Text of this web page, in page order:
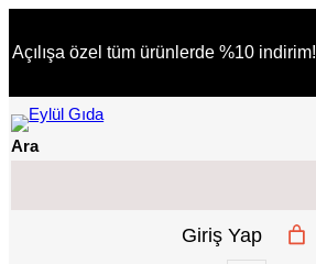
geç
Açılışa özel tüm ürünlerde %10 indirim!
Ara
Giriş Yap